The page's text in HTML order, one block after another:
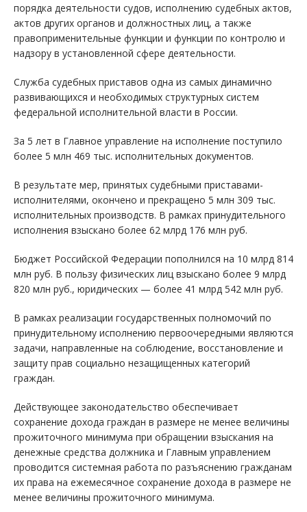
порядка деятельности судов, исполнению судебных актов,
актов других органов и должностных лиц, а также
правоприменительные функции и функции по контролю и
надзору в установленной сфере деятельности.
Служба судебных приставов одна из самых динамично
развивающихся и необходимых структурных систем
федеральной исполнительной власти в России.
За 5 лет в Главное управление на исполнение поступило
более 5 млн 469 тыс. исполнительных документов.
В результате мер, принятых судебными приставами-
исполнителями, окончено и прекращено 5 млн 309 тыс.
исполнительных производств. В рамках принудительного
исполнения взыскано более 62 млрд 176 млн руб.
Бюджет Российской Федерации пополнился на 10 млрд 814
млн руб. В пользу физических лиц взыскано более 9 млрд
820 млн руб., юридических — более 41 млрд 542 млн руб.
В рамках реализации государственных полномочий по
принудительному исполнению первоочередными являются
задачи, направленные на соблюдение, восстановление и
защиту прав социально незащищенных категорий
граждан.
Действующее законодательство обеспечивает
сохранение дохода граждан в размере не менее величины
прожиточного минимума при обращении взыскания на
денежные средства должника и Главным управлением
проводится системная работа по разъяснению гражданам
их права на ежемесячное сохранение дохода в размере не
менее величины прожиточного минимума.